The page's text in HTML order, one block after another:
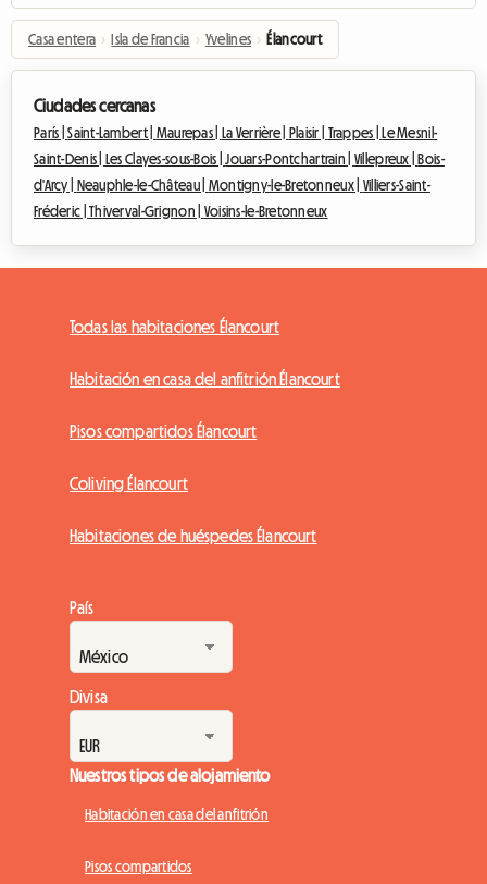
Casa entera › Isla de Francia › Yvelines › Élancourt
Ciudades cercanas
París |Saint-Lambert | Maurepas | La Verrière | Plaisir | Trappes |
Le Mesnil-
Saint-Denis |
Les Clayes-sous-Bois |Jouars-Pontchartrain | Villepreux |
Bois-
d'Arcy |
Neauphle-le-Château | Montigny-le-Bretonneux | Villiers-Saint-
Fréderic |Thiverval-Grignon | Voisins-le-Bretonneux
Todas las habitaciones Élancourt
Habitación en casa del anfitrión Élancourt
Pisos compartidos Élancourt
Coliving Élancourt
Habitaciones de huéspedes Élancourt
País
Divisa
Nuestros tipos de alojamiento
Habitación en casa del anfitrión
Pisos compartidos